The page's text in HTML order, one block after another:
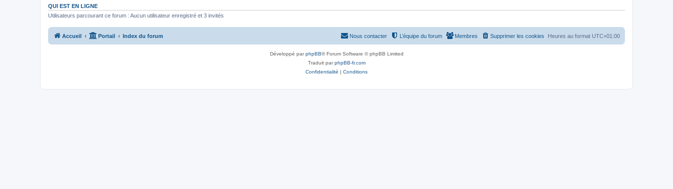
QUI EST EN LIGNE
Utilisateurs parcourant ce forum : Aucun utilisateur enregistré et 3 invités
Accueil Portail Index du forum Heures au format UTC+01:00
Supprimer les cookies
Membres
L’équipe du forum
Nous contacter
Développé parphpBB® Forum Software © phpBB Limited
Traduit parphpBB-fr.com
Confidentialité | Conditions